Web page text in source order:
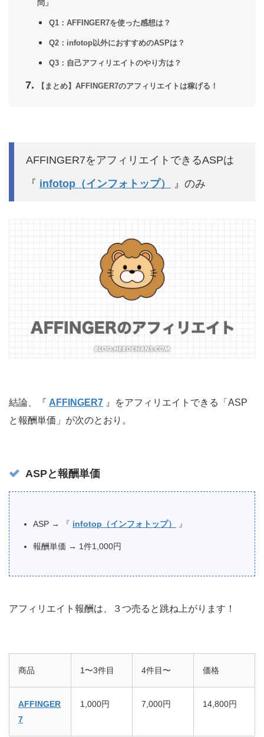
問」
Q1：AFFINGER7を使った感想は？
Q2：infotop以外におすすめのASPは？
Q3：自己アフィリエイトのやり方は？
【まとめ】AFFINGER7のアフィリエイトは稼げる！
AFFINGER7をアフィリエイトできるASPは
『 infotop（インフォトップ） 』のみ
結論、『 AFFINGER7 』をアフィリエイトできる「ASP
と報酬単価」が次のとおり。
ASPと報酬単価
ASP → 『 infotop（インフォトップ） 』
報酬単価 → 1件1,000円
アフィリエイト報酬は、３つ売ると跳ね上がります！
商品 1〜3件目 4件目〜 価格
AFFINGER
7
1,000円 7,000円 14,800円